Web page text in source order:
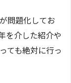
が問題化してお
を介した紹介や
ても絶対に行っ